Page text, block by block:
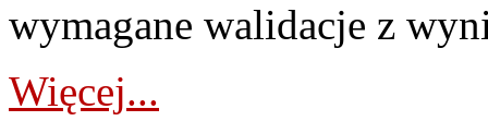
wymagane walidacje z
Więcej...